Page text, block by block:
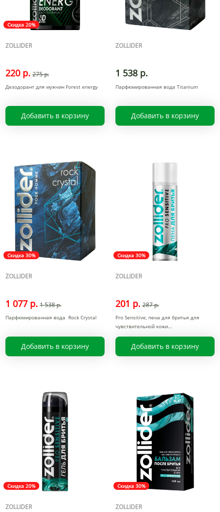
Скидка 20%
ZOLLIDER
220 р. 275 р.
Дезодорант для мужчин Forest energy
Добавить в корзину
ZOLLIDER
1 538 р.
Парфюмированная вода Titanium
Добавить в корзину
Скидка 30%
ZOLLIDER
1 077 р. 1 538 р.
Парфюмированная вода Rock Crystal
Добавить в корзину
Скидка 30%
ZOLLIDER
201 р. 287 р.
Pro Sensitive, пена для бритья для
чувствительной кожи
Добавить в корзину
Скидка 20%
ZOLLIDER
Скидка 30%
ZOLLIDER